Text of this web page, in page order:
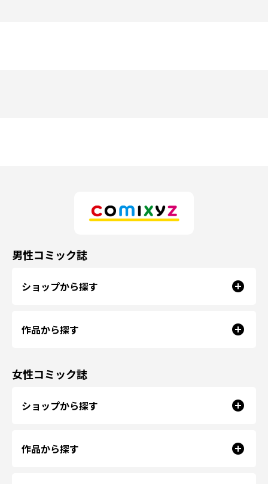
男性コミック誌
ショップから探す
作品から探す
女性コミック誌
ショップから探す
作品から探す